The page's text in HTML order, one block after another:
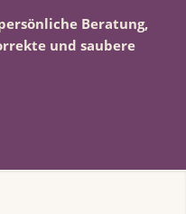
Beratung,
und saubere